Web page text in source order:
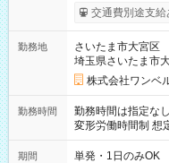
いOK！（規定あ
ンビニATMから 日払い
交通費別途支給
勤務地
さいたま市大宮区
埼玉県さいたま市
株式会社ワンベ
勤務時間
勤務時間は指定なし
変形労働時間制 想定労働時間
～21：00
期間 単発・1日のみOK